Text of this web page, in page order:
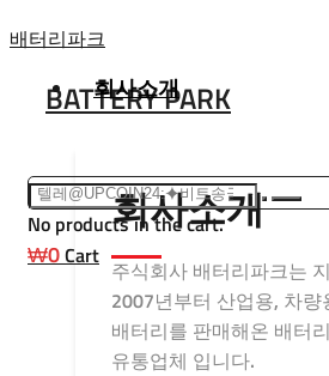
Skip
content
배터리파크
BATTERY PARK
회사소개
회사소개
주식회사 배터리파크는
2007년부터 산업용, 차량
배터리를 판매해온 배터
유통업체 입니다.
No products in the cart.
₩0Cart